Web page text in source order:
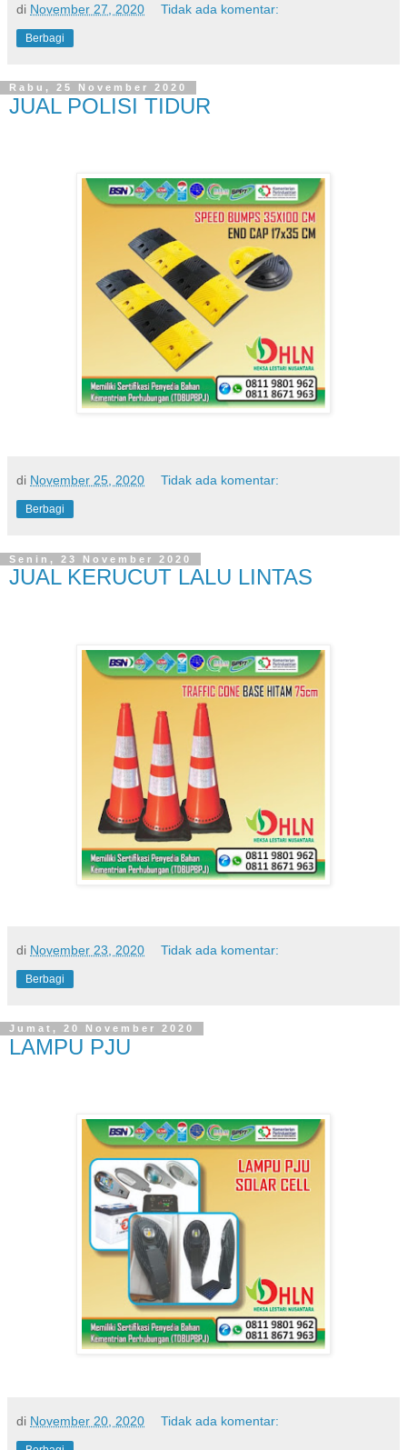
di November 27, 2020 Tidak ada komentar:
Berbagi
Rabu, 25 November 2020
JUAL POLISI TIDUR
di November 25, 2020 Tidak ada komentar:
Berbagi
Senin, 23 November 2020
JUAL KERUCUT LALU LINTAS
di November 23, 2020 Tidak ada komentar:
Berbagi
Jumat, 20 November 2020
LAMPU PJU
di November 20, 2020 Tidak ada komentar: